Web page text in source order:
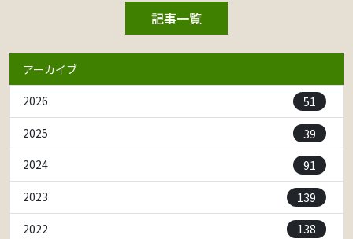
記事一覧
アーカイブ
2026
51
2025 39
2024 91
2023 139
2022 138